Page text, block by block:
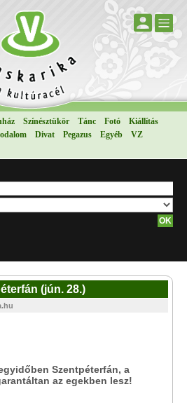
Színésztükör Tánc Fotó
Kiállítás
Divat Pegazus Egyéb
VZ
(jún. 28.)
Szentpéterfán, a
az egekben lesz!